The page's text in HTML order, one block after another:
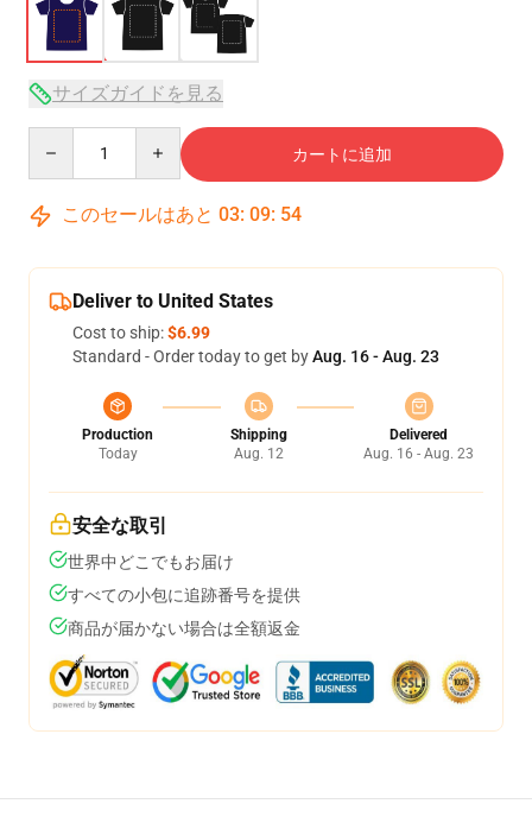
サイズガイドを見る
カートに追加
このセールはあと 03: 09: 54
Deliver to United States
Cost to ship:$6.99
Standard - Order today to get byAug. 16 - Aug. 23
Production
Today
Shipping
Aug. 12
Delivered
Aug. 16 - Aug. 23
安全な取引
世界中どこでもお届け
すべての小包に追跡番号を提供
商品が届かない場合は全額返金